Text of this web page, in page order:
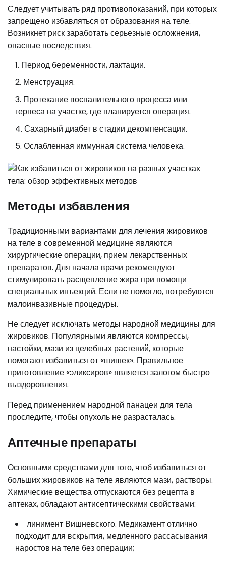
Следует учитывать ряд противопоказаний, при которых
запрещено избавляться от образования на теле.
Возникнет риск заработать серьезные осложнения,
опасные последствия.
Период беременности, лактации.
Менструация.
Протекание воспалительного процесса или
герпеса на участке, где планируется операция.
Сахарный диабет в стадии декомпенсации.
Ослабленная иммунная система человека.
Методы избавления
Традиционными вариантами для лечения жировиков
на теле в современной медицине являются
хирургические операции, прием лекарственных
препаратов. Для начала врачи рекомендуют
стимулировать расщепление жира при помощи
специальных инъекций. Если не помогло, потребуются
малоинвазивные процедуры.
Не следует исключать методы народной медицины для
жировиков. Популярными являются компрессы,
настойки, мази из целебных растений, которые
помогают избавиться от «шишек». Правильное
приготовление «эликсиров» является залогом быстро
выздоровления.
Перед применением народной панацеи для тела
проследите, чтобы опухоль не разрасталась.
Аптечные препараты
Основными средствами для того, чтоб избавиться от
больших жировиков на теле являются мази, растворы.
Химические вещества отпускаются без рецепта в
аптеках, обладают антисептическими свойствами:
линимент Вишневского. Медикамент отлично
подходит для вскрытия, медленного рассасывания
наростов на теле без операции;